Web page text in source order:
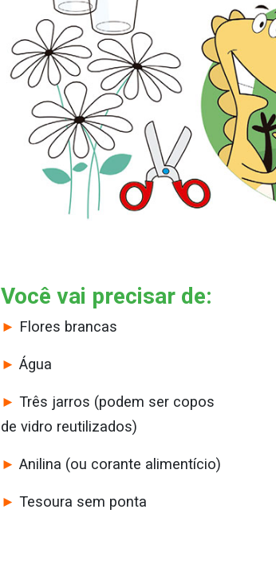
Você vai precisar de:
► Flores brancas
► Água
► Três jarros (podem ser copos
de vidro reutilizados)
► Anilina (ou corante alimentício)
► Tesoura sem ponta